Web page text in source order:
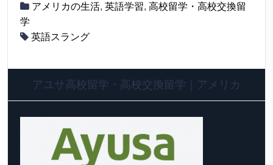
アメリカの生活, 英語学習, 高校留学・高校交換留
学
英語スラング
アユサ高校留学・高校交換留学｜アメリカ